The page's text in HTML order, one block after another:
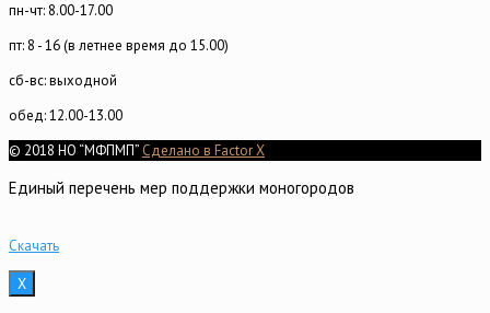
пн-чт: 8.00-17.00
пт: 8 - 16 (в летнее время до 15.00)
сб-вс: выходной
обед: 12.00-13.00
© 2018 НО “МФПМП” Сделано в Factor X
Единый перечень мер поддержки моногородов
Скачать
X